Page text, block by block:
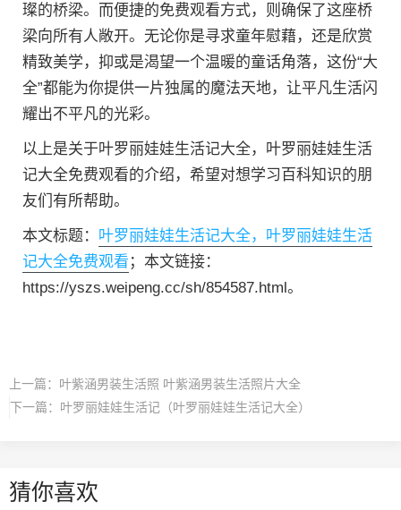
璨的桥梁。而便捷的免费观看方式，则确保了这座桥
梁向所有人敞开。无论你是寻求童年慰藉，还是欣赏
精致美学，抑或是渴望一个温暖的童话角落，这份“大
全”都能为你提供一片独属的魔法天地，让平凡生活闪
耀出不平凡的光彩。
以上是关于叶罗丽娃娃生活记大全，叶罗丽娃娃生活
记大全免费观看的介绍，希望对想学习百科知识的朋
友们有所帮助。
本文标题： 叶罗丽娃娃生活记大全，叶罗丽娃娃生活
记大全免费观看 ；本文链接：
https://yszs.weipeng.cc/sh/854587.html。
上一篇： 叶紫涵男装生活照 叶紫涵男装生活照片大全
下一篇： 叶罗丽娃娃生活记（叶罗丽娃娃生活记大全）
猜你喜欢